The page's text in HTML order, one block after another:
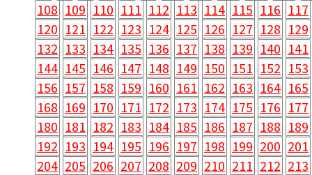
108 109 110 111 112 113 114 115 116 117
120 121 122 123 124 125 126 127 128 129
132 133 134 135 136 137 138 139 140 141
144 145 146 147 148 149 150 151 152 153
156 157 158 159 160 161 162 163 164 165
168 169 170 171 172 173 174 175 176 177
180 181 182 183 184 185 186 187 188 189
192 193 194 195 196 197 198 199 200 201
204 205 206 207 208 209 210 211 212 213